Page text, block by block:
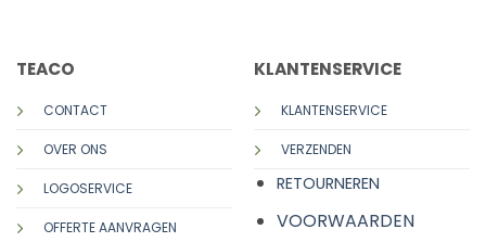
TEACO
CONTACT
OVER ONS
LOGOSERVICE
OFFERTE AANVRAGEN
KLANTENSERVICE
KLANTENSERVICE
VERZENDEN
RETOURNEREN
VOORWAARDEN